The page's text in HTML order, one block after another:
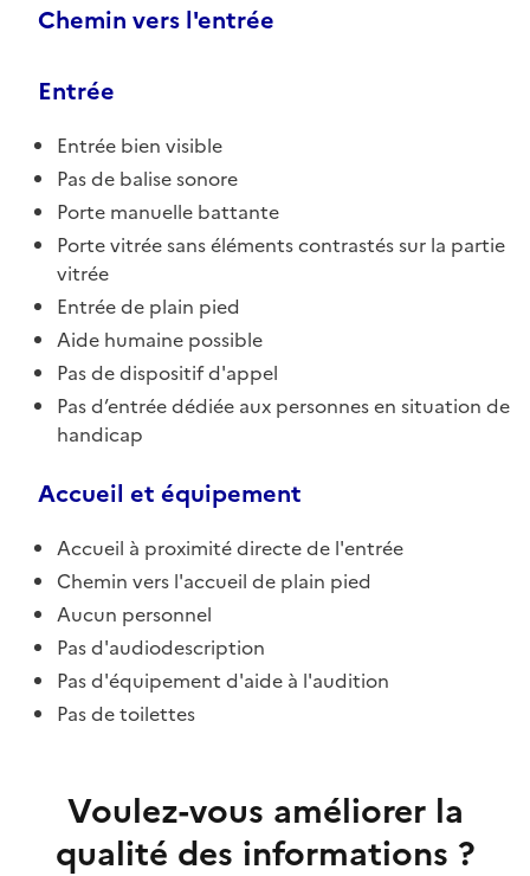
Chemin vers l'entrée
Entrée
Entrée bien visible
Pas de balise sonore
Porte manuelle battante
Porte vitrée sans éléments contrastés sur la partie
vitrée
Entrée de plain pied
Aide humaine possible
Pas de dispositif d'appel
Pas d’entrée dédiée aux personnes en situation de
handicap
Accueil et équipement
Accueil à proximité directe de l'entrée
Chemin vers l'accueil de plain pied
Aucun personnel
Pas d'audiodescription
Pas d'équipement d'aide à l'audition
Pas de toilettes
Voulez-vous améliorer la
qualité des informations ?